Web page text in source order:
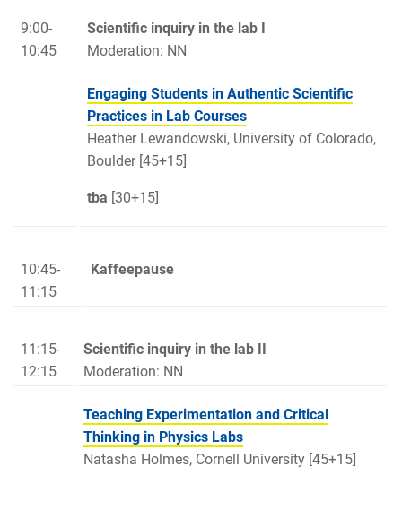
9:00-
10:45
Scientific inquiry in the lab I
Moderation: NN
Engaging Students in Authentic Scientific
Practices in Lab Courses
Heather Lewandowski, University of Colorado,
Boulder [45+15]
tba [30+15]
10:45-
11:15
Kaffeepause
11:15-
12:15
Scientific inquiry in the lab II
Moderation: NN
Teaching Experimentation and Critical
Thinking in Physics Labs
Natasha Holmes, Cornell University [45+15]